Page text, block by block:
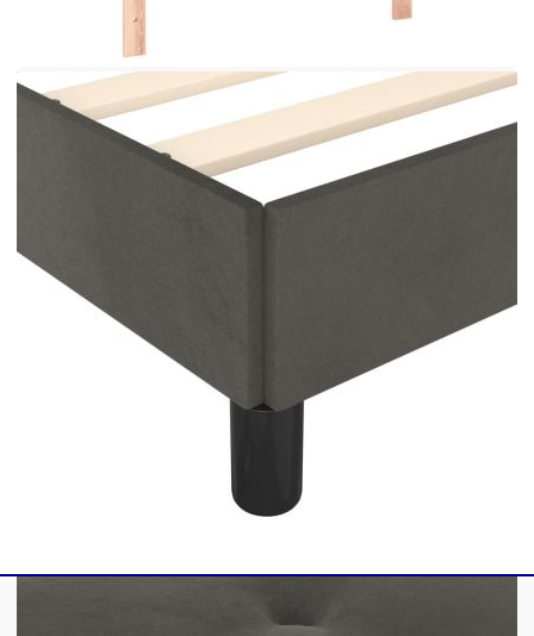
за подходящи матраци.Всеки продукт се доставя
с ръководство за сглобяване в кашона за лесно
сглобяване.
Цвят: Тъмносив
Материал: Кадифе (100% полиестер),
масивна лиственица, шперплат, инженерно
Материал на пълнежа: Пяна
За матрак с размери: 90 x 190 cм (Ш x Д)
(матракът не е включен)
Доставката съдържа:
1 х Рамка за легло с табла за крака